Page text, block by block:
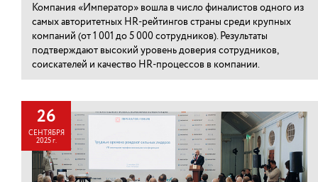
Компания «Император» вошла в число финалистов одного из
самых авторитетных HR-рейтингов страны среди крупных
компаний (от 1 001 до 5 000 сотрудников). Результаты
подтверждают высокий уровень доверия сотрудников,
соискателей и качество HR-процессов в компании.
26
СЕНТЯБРЯ
2025 г.